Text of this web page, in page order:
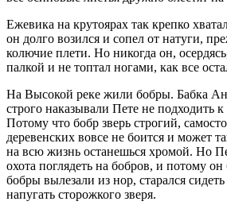
Ежевика на крутоярах так крепко
он долго возился и сопел от натуги,
колючие плети. Но никогда он,
палкой и не топтал ногами, как все
На Высокой реке жили бобры. Бабка
строго наказывали Пете не подходить
Потому что бобр зверь строгий,
деревенских вовсе не боится и может
на всю жизнь останешься хромой. Но
охота поглядеть на бобров, и потому он
бобры вылезали из нор, старался
напугать сторожкого зверя.